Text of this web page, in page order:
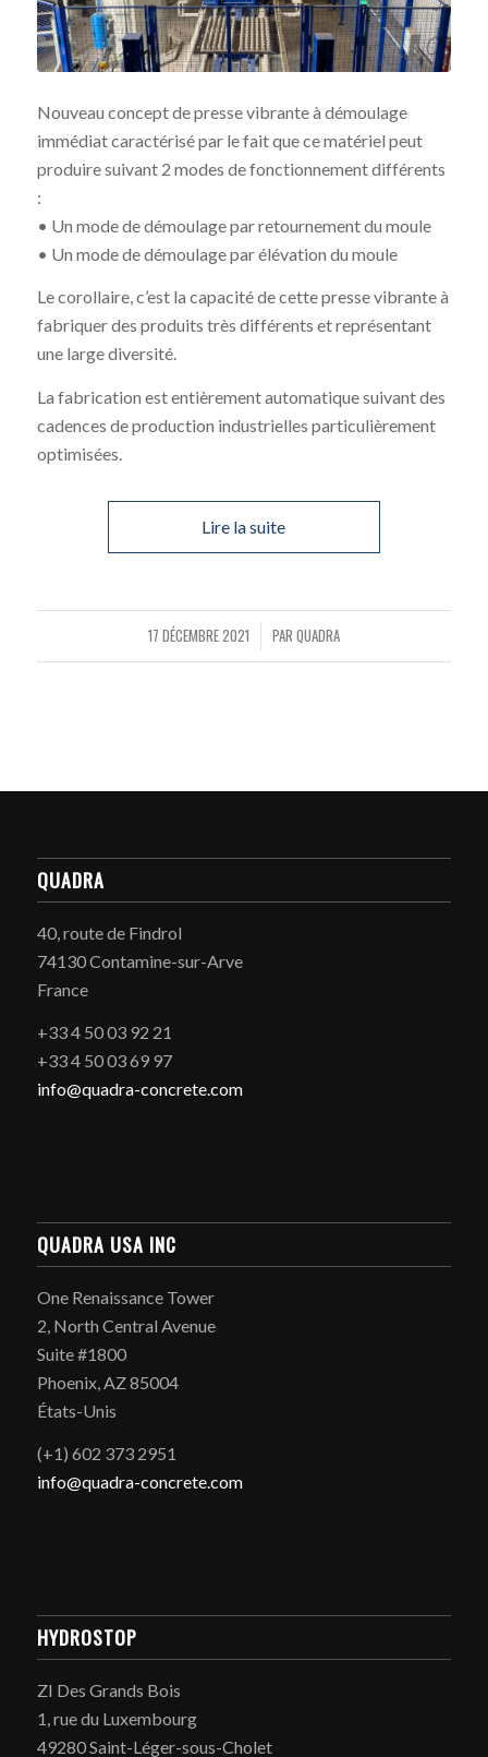
Nouveau concept de presse vibrante à démoulage
immédiat caractérisé par le fait que ce matériel peut
produire suivant 2 modes de fonctionnement différents
:
• Un mode de démoulage par retournement du moule
• Un mode de démoulage par élévation du moule
Le corollaire, c’est la capacité de cette presse vibrante à
fabriquer des produits très différents et représentant
une large diversité.
La fabrication est entièrement automatique suivant des
cadences de production industrielles particulièrement
optimisées.
Lire la suite
17 DÉCEMBRE 2021
/ PAR QUADRA
QUADRA
40, route de Findrol
74130 Contamine-sur-Arve
France
+33 4 50 03 92 21
+33 4 50 03 69 97
info@quadra-concrete.com
QUADRA USA INC
One Renaissance Tower
2, North Central Avenue
Suite #1800
Phoenix, AZ 85004
États-Unis
(+1) 602 373 2951
info@quadra-concrete.com
HYDROSTOP
ZI Des Grands Bois
1, rue du Luxembourg
49280 Saint-Léger-sous-Cholet